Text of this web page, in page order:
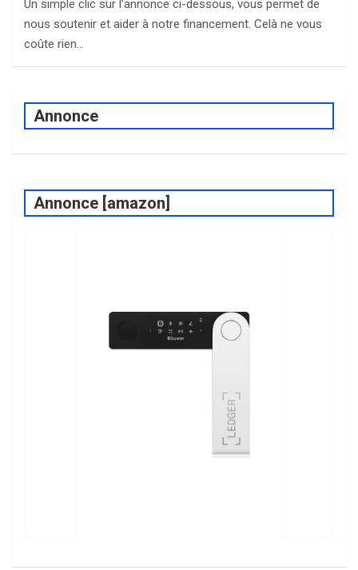
Un simple clic sur l’annonce ci-dessous, vous permet de
nous soutenir et aider à notre financement. Celà ne vous
coûte rien…
Annonce
Annonce [amazon]